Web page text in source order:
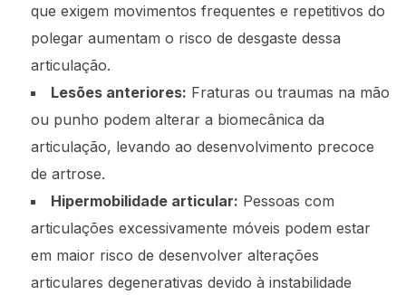
que exigem movimentos frequentes e repetitivos do
polegar aumentam o risco de desgaste dessa
articulação.
Lesões anteriores: Fraturas ou traumas na mão
ou punho podem alterar a biomecânica da
articulação, levando ao desenvolvimento precoce
de artrose.
Hipermobilidade articular: Pessoas com
articulações excessivamente móveis podem estar
em maior risco de desenvolver alterações
articulares degenerativas devido à instabilidade